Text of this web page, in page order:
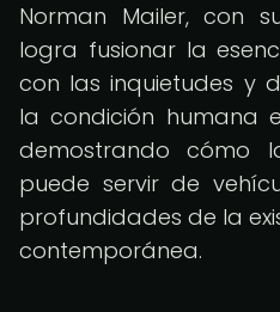
Norman Mailer, con
logra fusionar la
con las inquietudes y
la condición humana
demostrando cómo
puede servir de
profundidades de la
contemporánea.